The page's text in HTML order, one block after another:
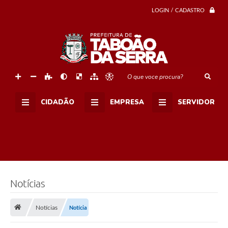
LOGIN / CADASTRO
O que voce procura?
CIDADÃO EMPRESA SERVIDOR
Notícias
Notícias Notícia
d
o
r
e
s
a
r
o